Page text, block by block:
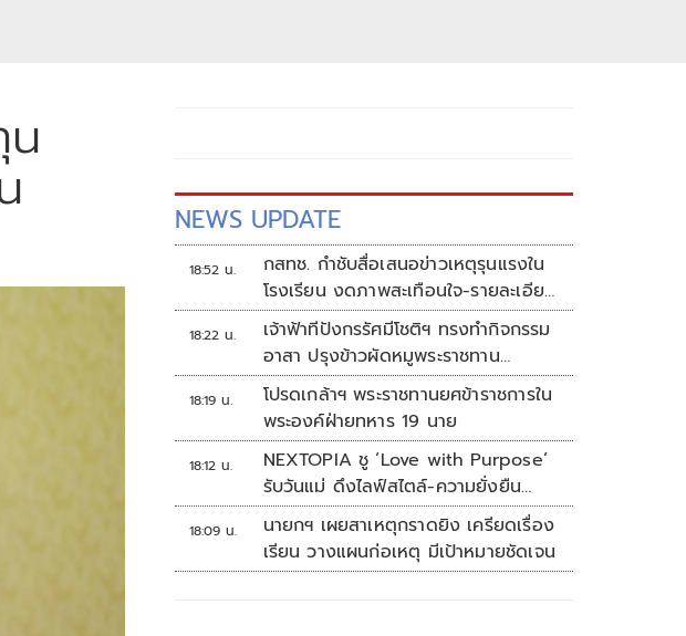
NEWS UPDATE
18:52 น.
กสทช. กำชับสื่อเสนอข่าวเหตุรุนแรงใน
โรงเรียน งดภาพสะเทือนใจ-รายละเอียด
เสี่ยงเลียนแบบ
18:22 น.
เจ้าฟ้าทีปังกรรัศมีโชติฯ ทรงทำกิจกรรม
อาสา ปรุงข้าวผัดหมูพระราชทาน
ประชาชน
18:19 น.
โปรดเกล้าฯ พระราชทานยศข้าราชการใน
พระองค์ฝ่ายทหาร 19 นาย
18:12 น.
NEXTOPIA ชู ‘Love with Purpose’
รับวันแม่ ดึงไลฟ์สไตล์-ความยั่งยืน
สร้างประสบการณ์ช้อปปิงมีความหมาย
18:09 น.
นายกฯ เผยสาเหตุกราดยิง เครียดเรื่อง
เรียน วางแผนก่อเหตุ มีเป้าหมายชัดเจน